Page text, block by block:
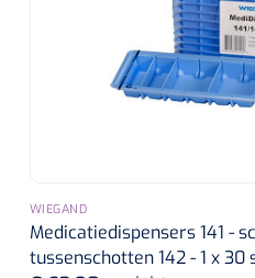
WIEGAND
Medicatiedispensers 141 -
tussenschotten 142 - 1 x 30